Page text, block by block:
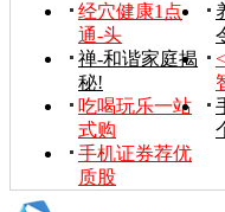
经穴健康1点
通-头
禅-和谐家庭揭
秘!
吃喝玩乐一站
式购
手机证券荐优
质股